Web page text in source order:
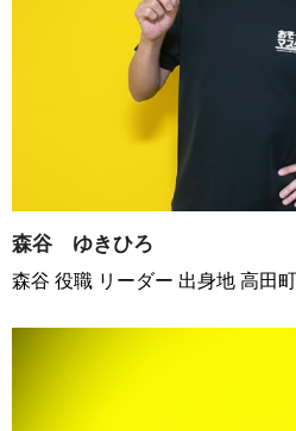
森谷 ゆきひろ
森谷 役職 リーダー 出身地 高田